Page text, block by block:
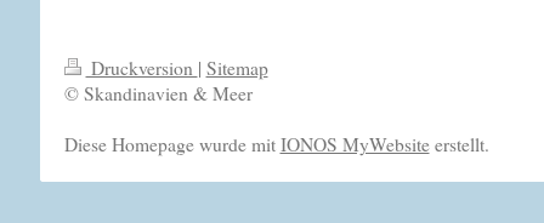
Druckversion | Sitemap
© Skandinavien & Meer
Diese Homepage wurde mit IONOS MyWebsiteerstellt.